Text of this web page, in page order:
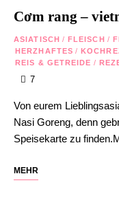
Cơm rang –
ASIATISCH / FLEISCH /
HERZHAFTES /
REIS & GETREIDE /
7
Von eurem
Nasi Goreng, denn
Speisekarte zu
MEHR